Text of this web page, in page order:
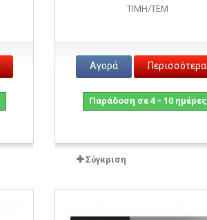
ΤΙΜH/ΤΕΜ
Αγορά Περισσότερα
Παράδοση σε 4 - 10 ημέρες
Σύγκριση